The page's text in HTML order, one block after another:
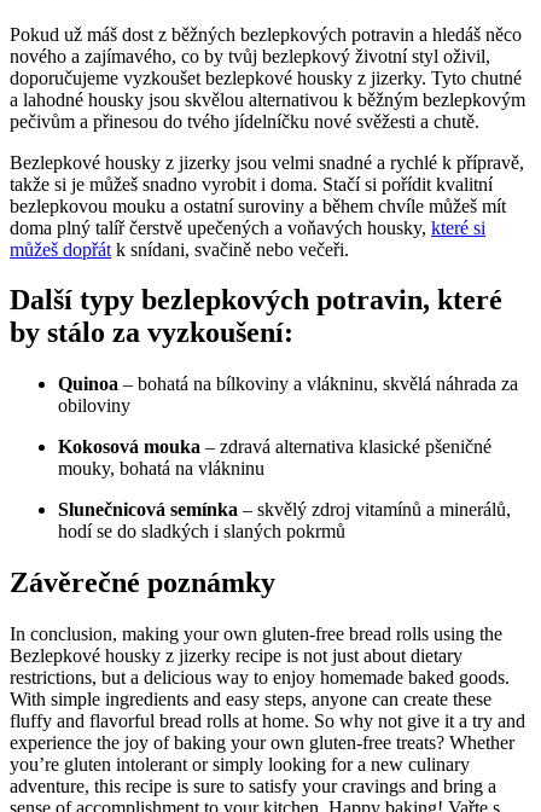
Pokud už máš dost z běžných bezlepkových potravin a hledáš něco
nového a zajímavého, co by tvůj bezlepkový životní styl oživil,
doporučujeme vyzkoušet bezlepkové housky z jizerky. Tyto chutné
a lahodné housky jsou skvělou alternativou k běžným bezlepkovým
pečivům a přinesou do tvého jídelníčku nové svěžesti a chutě.
Bezlepkové housky z jizerky jsou velmi snadné a rychlé k přípravě,
takže si je můžeš snadno vyrobit i doma. Stačí si pořídit kvalitní
bezlepkovou mouku a ostatní suroviny a během chvíle můžeš mít
doma plný talíř čerstvě upečených a voňavých housky, které si
můžeš dopřát k snídani, svačině nebo večeři.
Další typy bezlepkových potravin, které
by stálo za vyzkoušení:
Quinoa – bohatá na bílkoviny a vlákninu, skvělá náhrada za
obiloviny
Kokosová mouka – zdravá alternativa klasické pšeničné
mouky, bohatá na vlákninu
Slunečnicová semínka – skvělý zdroj vitamínů a minerálů,
hodí se do sladkých i slaných pokrmů
Závěrečné poznámky
In conclusion, making your own gluten-free bread rolls using the
Bezlepkové housky z jizerky recipe is not just about dietary
restrictions, but a delicious way to enjoy homemade baked goods.
With simple ingredients and easy steps, anyone can create these
fluffy and flavorful bread rolls at home. So why not give it a try and
experience the joy of baking your own gluten-free treats? Whether
you’re gluten intolerant or simply looking for a new culinary
adventure, this recipe is sure to satisfy your cravings and bring a